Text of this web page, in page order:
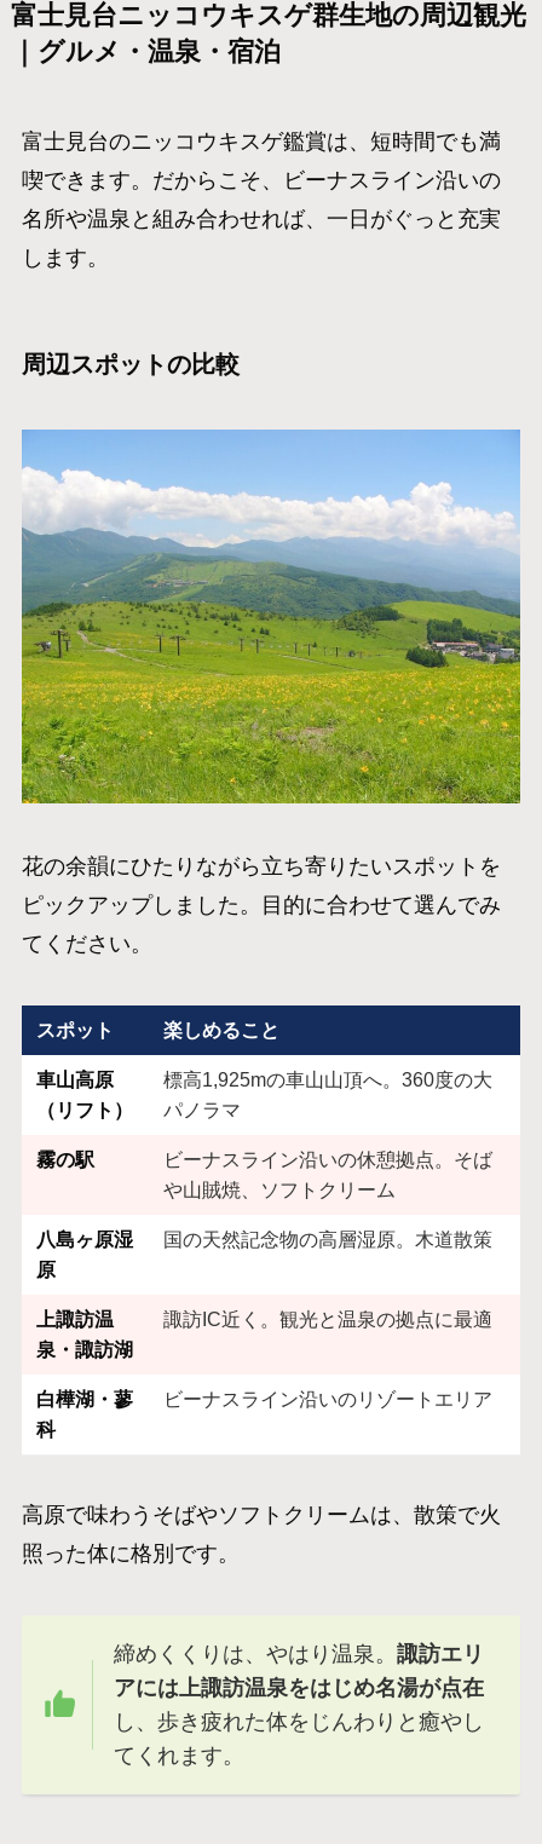
富士見台ニッコウキスゲ群生地の周辺観光
｜グルメ・温泉・宿泊
富士見台のニッコウキスゲ鑑賞は、短時間でも満
喫できます。だからこそ、ビーナスライン沿いの
名所や温泉と組み合わせれば、一日がぐっと充実
します。
周辺スポットの比較
花の余韻にひたりながら立ち寄りたいスポットを
ピックアップしました。目的に合わせて選んでみ
てください。
スポット 楽しめること
車山高原
（リフト）
標高1,925mの車山山頂へ。360度の大
パノラマ
霧の駅
ビーナスライン沿いの休憩拠点。そば
や山賊焼、ソフトクリーム
八島ヶ原湿
原
国の天然記念物の高層湿原。木道散策
上諏訪温
泉・諏訪湖
諏訪IC近く。観光と温泉の拠点に最適
白樺湖・蓼
科
ビーナスライン沿いのリゾートエリア
高原で味わうそばやソフトクリームは、散策で火
照った体に格別です。
締めくくりは、やはり温泉。諏訪エリ
アには上諏訪温泉をはじめ名湯が点在
し、歩き疲れた体をじんわりと癒やし
てくれます。